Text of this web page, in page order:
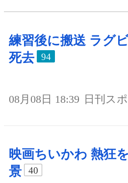
練習後に搬送 ラグ
死去
94
08月08日 18:39 日刊ス
映画ちいかわ 熱狂
景
40